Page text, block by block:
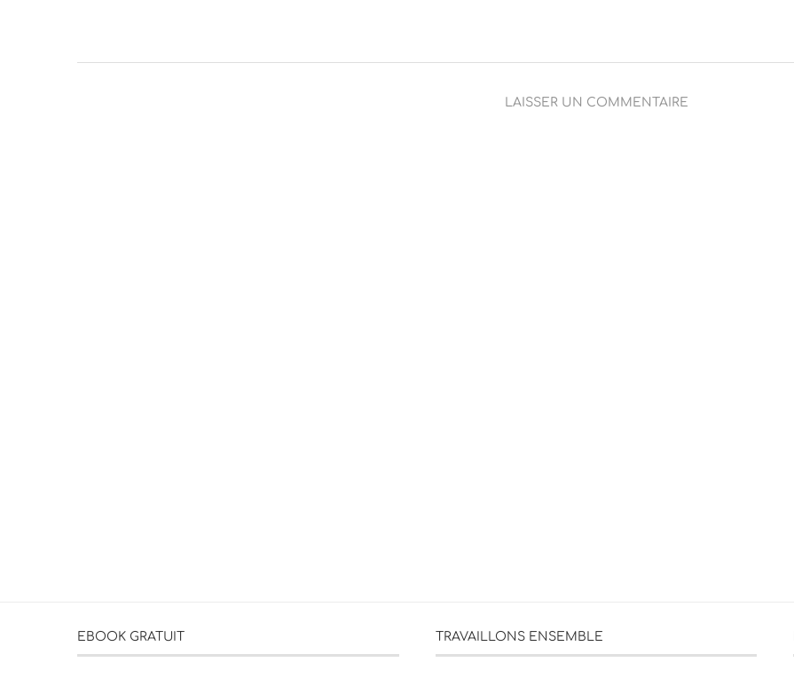
LAISSER UN COMMENTAIRE
EBOOK GRATUIT TRAVAILLONS ENSEMBLE